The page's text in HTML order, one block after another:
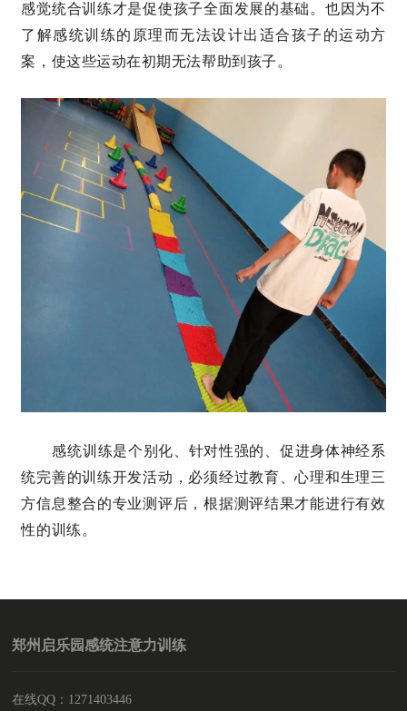
感觉统合训练才是促使孩子全面发展的基础。也因为不
了解感统训练的原理而无法设计出适合孩子的运动方
案，使这些运动在初期无法帮助到孩子。
感统训练是个别化、针对性强的、促进身体神经系
统完善的训练开发活动，必须经过教育、心理和生理三
方信息整合的专业测评后，根据测评结果才能进行有效
性的训练。
郑州启乐园感统注意力训练
在线QQ：1271403446